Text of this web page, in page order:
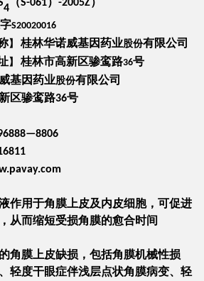
4 S-061 -2005Z
S20020016
】 桂林华诺威基因药业股份有限公司
】 桂林市高新区骖鸾路36号
基因药业股份有限公司
区骖鸾路36号
作用于角膜 上皮及内皮细胞，可促进
从而缩短受损角膜的愈合时间
角膜上皮缺损，包括角膜机械性损
轻度干眼症伴浅层点状角膜病变、轻